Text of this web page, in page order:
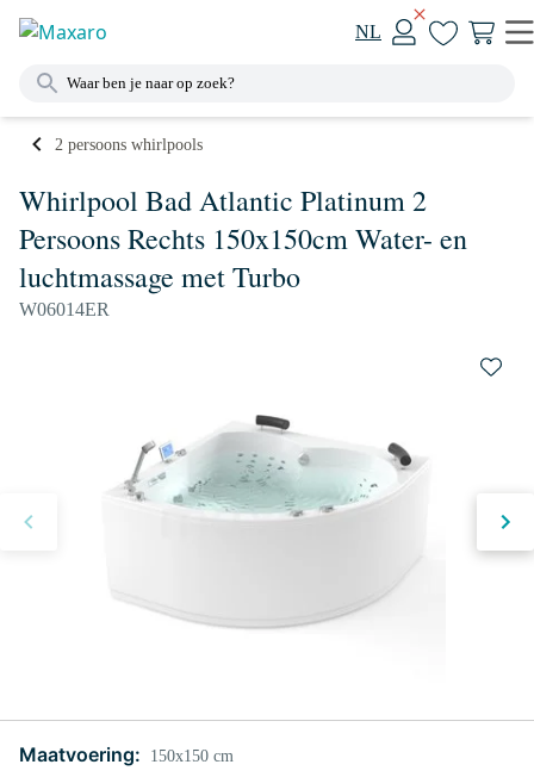
NL
2 persoons whirlpools
Whirlpool Bad Atlantic Platinum 2
Persoons Rechts 150x150cm Water- en
luchtmassage met Turbo
W06014ER
Maatvoering: 150x150 cm